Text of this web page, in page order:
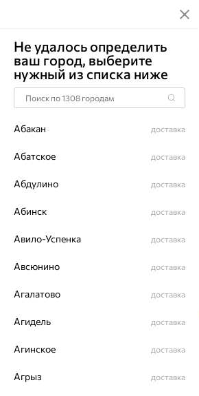
Главная Каталог Браслеты декоративные
Браслет, золото, 051375
Артикул:051375
Не удалось определить
ваш город, выберите
нужный из списка ниже
Абакан доставка
Абатское доставка
Абдулино доставка
Абинск доставка
Авило-Успенка доставка
Авсюнино доставка
Агалатово доставка
Агидель доставка
Агинское доставка
Агрыз доставка